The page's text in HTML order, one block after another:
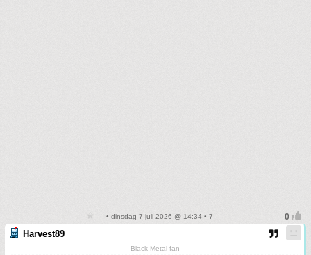
• dinsdag 7 juli 2026 @ 14:34 • 7
Harvest89
Black Metal fan